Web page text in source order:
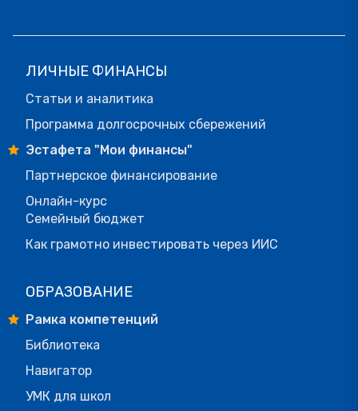
ЛИЧНЫЕ ФИНАНСЫ
Статьи и аналитика
Программа долгосрочных сбережений
Эстафета "Мои финансы"
Партнерское финансирование
Онлайн-курс
Семейный бюджет
Как грамотно инвестировать через ИИС
ОБРАЗОВАНИЕ
Рамка компетенций
Библиотека
Навигатор
УМК для школ